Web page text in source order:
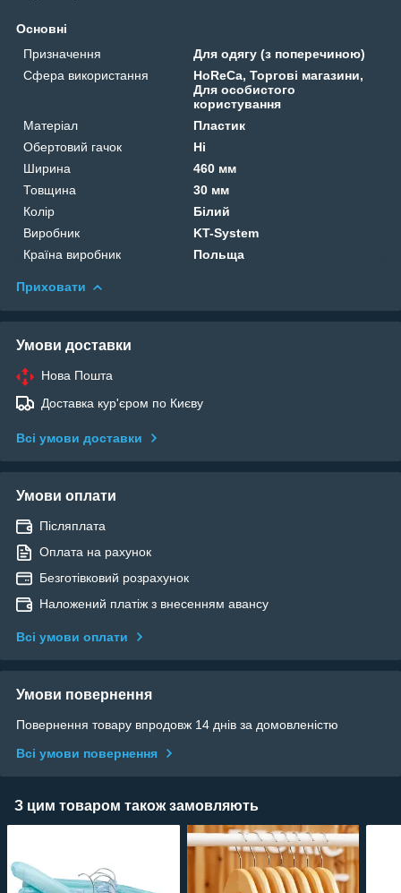
Основні
Призначення
Для одягу (з поперечиною)
Сфера використання
HoReCa, Торгові магазини,
Для особистого
користування
Матеріал
Пластик
Обертовий гачок
Ні
Ширина
460 мм
Товщина
30 мм
Колір
Білий
Виробник
KT-System
Країна виробник
Польща
Приховати
Умови доставки
Нова Пошта
Доставка кур'єром по Києву
Всі умови доставки
Умови оплати
Післяплата
Оплата на рахунок
Безготівковий розрахунок
Наложений платіж з внесенням авансу
Всі умови оплати
Умови повернення
Повернення товару впродовж 14 днів за домовленістю
Всі умови повернення
З цим товаром також замовляють